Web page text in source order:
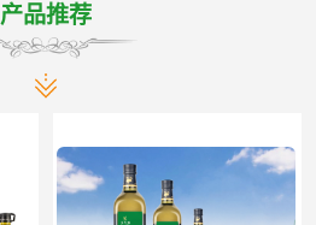
产品推荐